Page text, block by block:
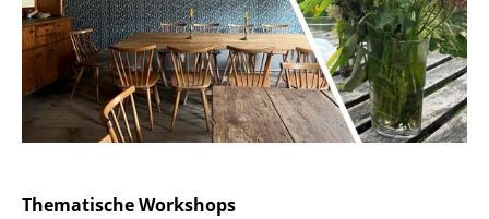
Thematische Workshops